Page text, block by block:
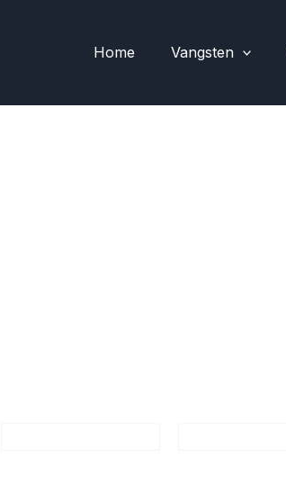
Home Vangsten